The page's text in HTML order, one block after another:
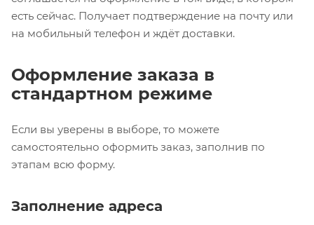
есть сейчас. Получает подтверждение на почту или
на мобильный телефон и ждёт доставки.
Оформление заказа в
стандартном режиме
Если вы уверены в выборе, то можете
самостоятельно оформить заказ, заполнив по
этапам всю форму.
Заполнение адреса